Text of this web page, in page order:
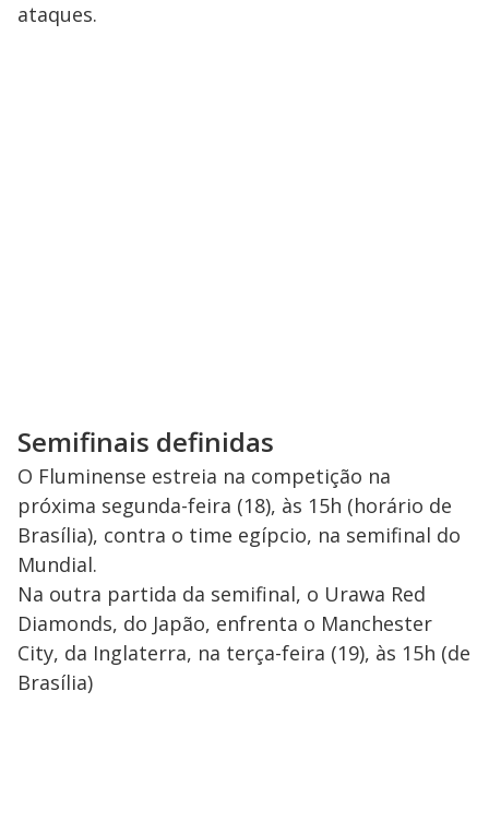
ataques.
Semifinais definidas
O Fluminense estreia na competição na
próxima segunda-feira (18), às 15h (horário de
Brasília), contra o time egípcio, na semifinal do
Mundial.
Na outra partida da semifinal, o Urawa Red
Diamonds, do Japão, enfrenta o Manchester
City, da Inglaterra, na terça-feira (19), às 15h (de
Brasília)